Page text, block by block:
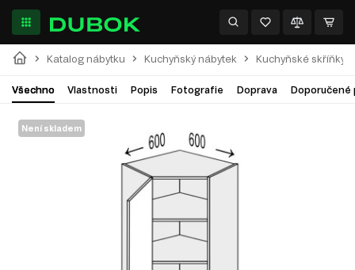
Katalog nábytku Kuchyňský nábytek Kuchyňské skříňky
Všechno Vlastnosti Popis Fotografie Doprava Doporučené
Není skladem